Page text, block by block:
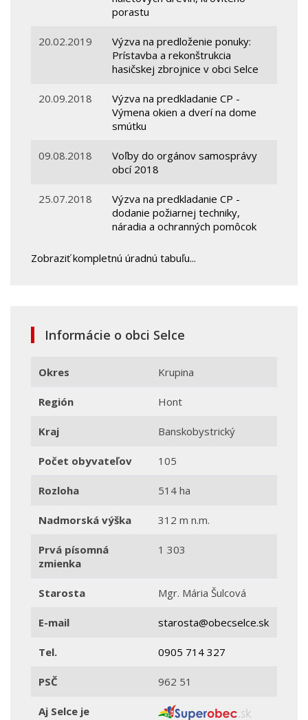
porastu
20.02.2019
Výzva na predloženie ponuky:
Prístavba a rekonštrukcia
hasičskej zbrojnice v obci Selce
20.09.2018
Výzva na predkladanie CP -
Výmena okien a dverí na dome
smútku
09.08.2018
Voľby do orgánov samosprávy
obcí 2018
25.07.2018
Výzva na predkladanie CP -
dodanie požiarnej techniky,
náradia a ochranných pomôcok
Zobraziť kompletnú úradnú tabuľu...
Informácie o obci Selce
Okres Krupina
Región Hont
Kraj Banskobystrický
Počet obyvateľov 105
Rozloha 514 ha
Nadmorská výška 312 m n.m.
Prvá písomná
zmienka
1 303
Starosta Mgr. Mária Šulcová
E-mail starosta@obecselce.sk
Tel. 0905 714 327
PSČ 962 51
Aj Selce je